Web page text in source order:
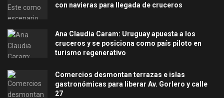
con navieras para llegada de cruceros
Ana Claudia Caram: Uruguay apuesta a los
cruceros y se posiciona como país piloto en
turismo regenerativo
Comercios desmontan terrazas e islas
gastronómicas para liberar Av. Gorlero y calle
27